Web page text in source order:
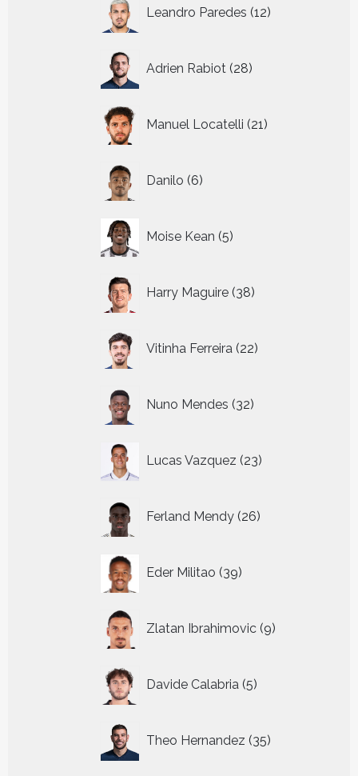
Leandro Paredes 12
producten
Adrien Rabiot 28
producten
Manuel Locatelli 21
producten
Danilo 6
producten
Moise Kean 5
producten
Harry Maguire 38
producten
Vitinha Ferreira 22
producten
Nuno Mendes 32
producten
Lucas Vazquez 23
producten
Ferland Mendy 26
producten
Eder Militao 39
producten
Zlatan Ibrahimovic 9
producten
Davide Calabria 5
producten
Theo Hernandez 35
producten